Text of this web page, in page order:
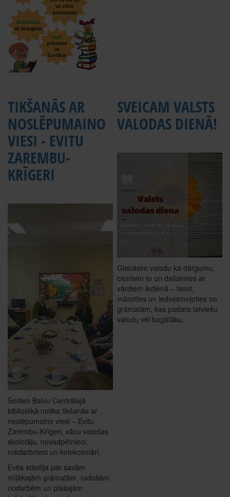
TIKŠANĀS AR
NOSLĒPUMAINO
VIESI - EVITU
ZAREMBU-
KRĪGERI
Šodien Balvu Centrālajā
bibliotēkā notika tikšanās ar
noslēpumaino viesi – Evitu
Zarembu-Krīgeri, vācu valodas
skolotāju, novadpētnieci,
rokdarbnieci un kolekcionāri.
Evita stāstīja par savām
mīļākajām grāmatām, radošām
nodarbēm un plašajām
SVEICAM VALSTS
VALODAS DIENĀ!
Glabāsim valodu kā dārgumu,
cienīsim to un dalīsimies ar
vārdiem ikdienā – lasot,
mācoties un iedvesmojoties no
grāmatām, kas padara latviešu
valodu vēl bagātāku.